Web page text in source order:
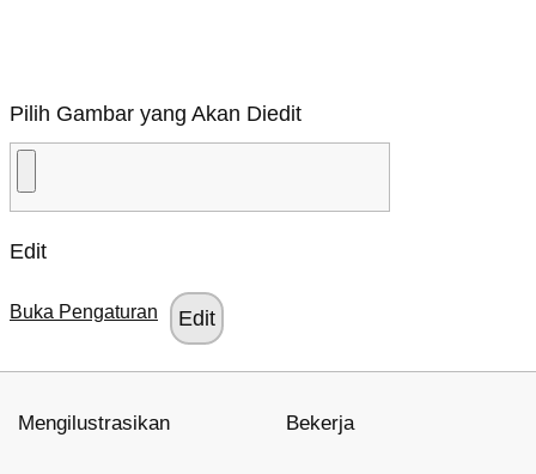
Pilih Gambar yang Akan Diedit
Edit
Buka Pengaturan
Mengilustrasikan Bekerja